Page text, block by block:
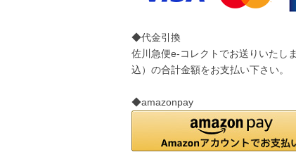
◆代金引換
佐川急便e-コレクトでお送りいたし
込）の合計金額をお支払い下さい。
◆amazonpay